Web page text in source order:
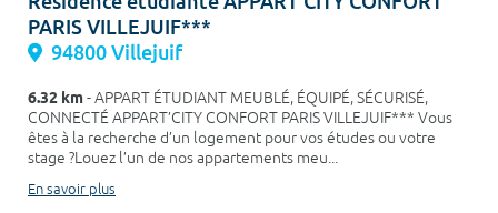
PARIS VILLEJUIF***
94800 Villejuif
6.32 km- APPART ÉTUDIANT MEUBLÉ, ÉQUIPÉ, SÉCURISÉ,
CONNECTÉ APPART’CITY CONFORT PARIS VILLEJUIF*** Vous
êtes à la recherche d’un logement pour vos études ou votre
stage ?Louez l’un de nos appartements meu...
En savoir plus